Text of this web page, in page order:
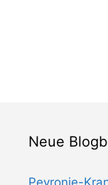
Neue